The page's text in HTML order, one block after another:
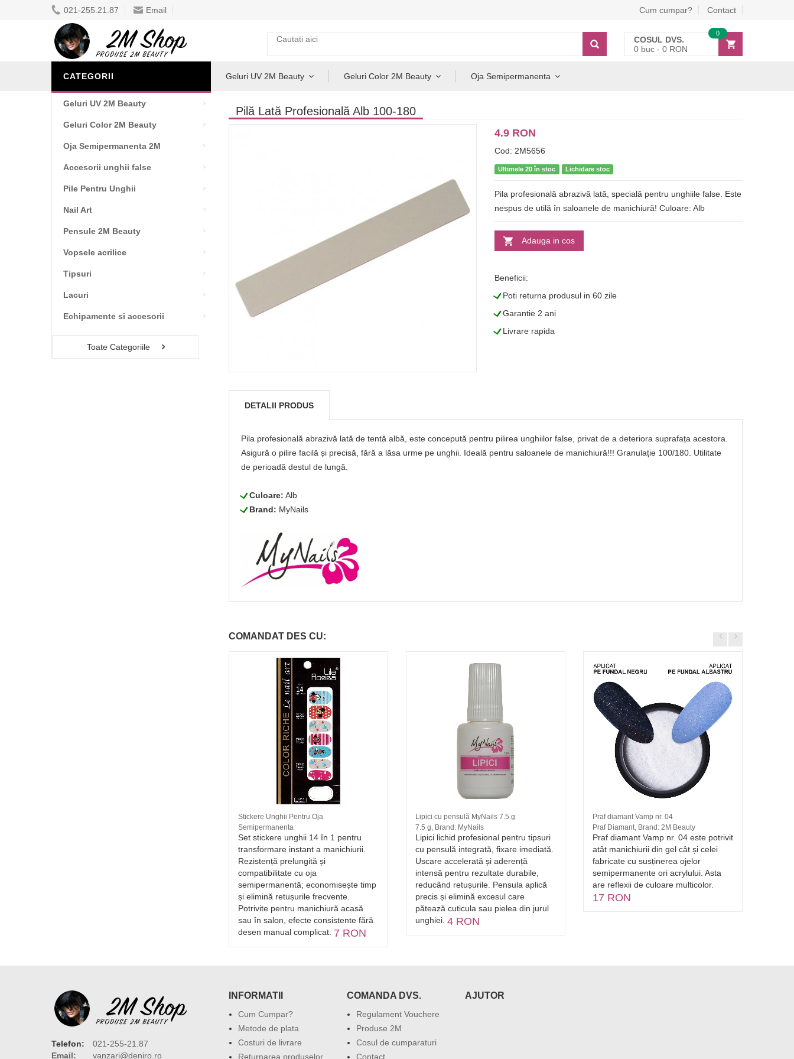
021-255.21.87 Email Cum cumpar? Contact
COSUL DVS.
0 buc - 0 RON
0
CATEGORII
Geluri UV 2M Beauty
Geluri Color 2M Beauty
Oja Semipermanenta 2M
Accesorii unghii false
Pile Pentru Unghii
Nail Art
Pensule 2M Beauty
Vopsele acrilice
Tipsuri
Lacuri
Echipamente si accesorii
Toate Categoriile
Geluri UV 2M Beauty Geluri Color 2M Beauty Oja Semipermanenta
Pilă Lată Profesională Alb 100-180
4.9 RON
Cod: 2M5656
Ultimele 20 în stoc Lichidare stoc
Pila profesională abrazivă lată, specială pentru unghiile false. Este
nespus de utilă în saloanele de manichiură! Culoare: Alb
Adauga in cos
Beneficii:
LPoti returna produsul in 60 zile
LGarantie 2 ani
LLivrare rapida
DETALII PRODUS
Pila profesională abrazivă lată de tentă albă, este concepută pentru pilirea unghiilor false, privat de a deteriora suprafața acestora.
Asigură o pilire facilă și precisă, fără a lăsa urme pe unghii. Ideală pentru saloanele de manichiură!!! Granulație 100/180. Utilitate
de perioadă destul de lungă.
LCuloare: Alb
LBrand: MyNails
COMANDAT DES CU:
Stickere Unghii Pentru Oja
Semipermanenta
Set stickere unghii 14 în 1 pentru
transformare instant a manichiurii.
Rezistență prelungită și
compatibilitate cu oja
semipermanentă; economisește timp
și elimină retușurile frecvente.
Potrivite pentru manichiură acasă
sau în salon, efecte consistente fără
desen manual complicat. 7 RON
Lipici cu pensulă MyNails 7.5 g
7.5 g, Brand: MyNails
Lipici lichid profesional pentru tipsuri
cu pensulă integrată, fixare imediată.
Uscare accelerată și aderență
intensă pentru rezultate durabile,
reducând retușurile. Pensula aplică
precis și elimină excesul care
pătează cuticula sau pielea din jurul
unghiei. 4 RON
Praf diamant Vamp nr. 04
Praf Diamant, Brand: 2M Beauty
Praf diamant Vamp nr. 04 este potrivit
atât manichiurii din gel cât și celei
fabricate cu susținerea ojelor
semipermanente ori acrylului. Asta
are reflexii de culoare multicolor.
17 RON
Telefon:
021-255-21.87
Email:
vanzari@deniro.ro
INFORMATII
Cum Cumpar?
Metode de plata
Costuri de livrare
Returnarea produselor
COMANDA DVS.
Regulament Vouchere
Produse 2M
Cosul de cumparaturi
Contact
AJUTOR